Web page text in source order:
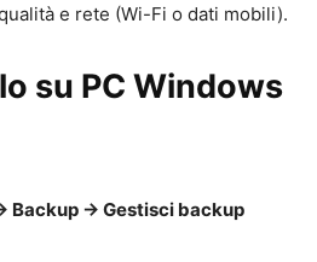
e rete (Wi-Fi o dati mobili).
su PC Windows
Backup → Gestisci backup